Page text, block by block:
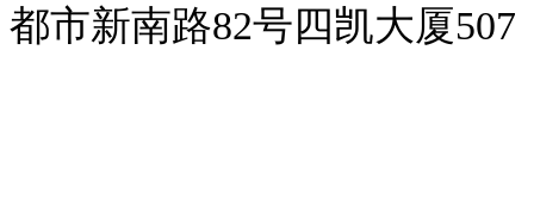
都市新南路82号四凯大厦507